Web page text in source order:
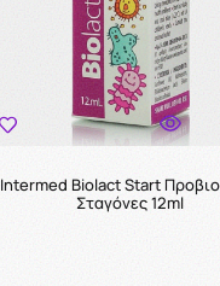
Intermed Biolact Start
Σταγόνες 12ml